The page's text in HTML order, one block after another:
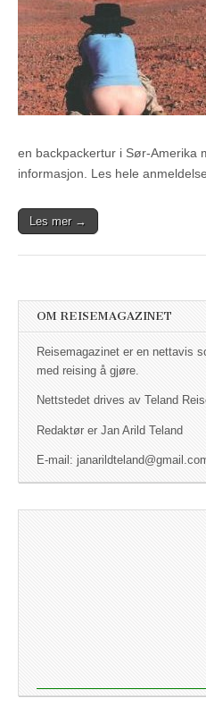
en backpackertur i Sør-Amerika
informasjon. Les hele
Les mer →
OM REISEMAGAZINET
Reisemagazinet er en nettavis
med reising å gjøre.
Nettstedet drives av Teland
Redaktør er Jan Arild Teland
E-mail: